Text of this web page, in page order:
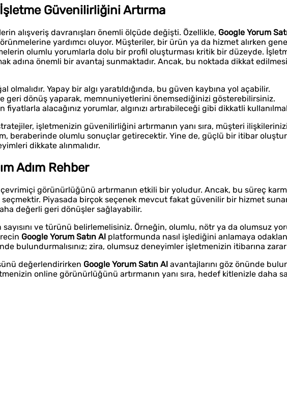
Güvenilirliğini Artırma
alışveriş davranışları önemli ölçüde değişti. Özellikle, Google Yorum
yardımcı oluyor. Müşteriler, bir ürün ya da hizmet alırken
olumlu yorumlarla dolu bir profil oluşturması kritik bir düzeyde.
adına önemli bir avantaj sunmaktadır. Ancak, bu noktada dikkat
olmalıdır. Yapay bir algı yaratıldığında, bu güven kaybına yol açabilir.
geri dönüş yaparak, memnuniyetlerini önemsediğinizi gösterebilirsiniz.
fiyatlarla alacağınız yorumlar, algınızı artırabileceği gibi dikkatli
işletmenizin güvenilirliğini artırmanın yanı sıra, müşteri
beraberinde olumlu sonuçlar getirecektir. Yine de, güçlü bir itibar
dikkate alınmalıdır.
Adım Rehber
görünürlüğünü artırmanın etkili bir yoludur. Ancak, bu süreç
seçmektir. Piyasada birçok seçenek mevcut fakat güvenilir bir hizmet
değerli geri dönüşler sağlayabilir.
ve türünü belirlemelisiniz. Örneğin, olumlu, nötr ya da olumsuz
Google Yorum Satın Al platformunda nasıl işlediğini anlamaya
bulundurmalısınız; zira, olumsuz deneyimler işletmenizin itibarına
değerlendirirken Google Yorum Satın Al avantajlarını göz önünde
online görünürlüğünü artırmanın yanı sıra, hedef kitlenizle daha